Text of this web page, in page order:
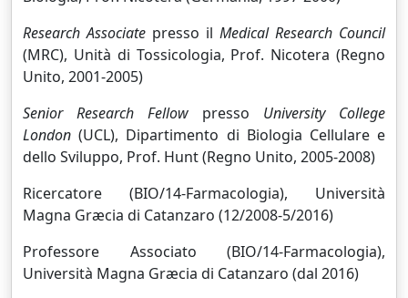
Research Associate presso il Medical Research Council
(MRC), Unità di Tossicologia, Prof. Nicotera (Regno
Unito, 2001-2005)
Senior Research Fellow presso University College
London (UCL), Dipartimento di Biologia Cellulare e
dello Sviluppo, Prof. Hunt (Regno Unito, 2005-2008)
Ricercatore (BIO/14-Farmacologia), Università
Magna Græcia di Catanzaro (12/2008-5/2016)
Professore Associato (BIO/14-Farmacologia),
Università Magna Græcia di Catanzaro (dal 2016)